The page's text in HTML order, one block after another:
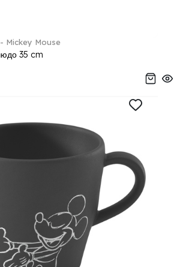
Mickey Mouse
35 cm